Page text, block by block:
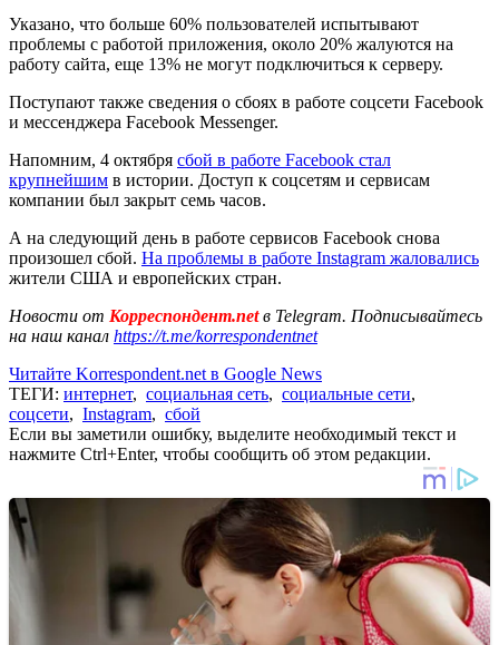
Указано, что больше 60% пользователей испытывают
проблемы с работой приложения, около 20% жалуются на
работу сайта, еще 13% не могут подключиться к серверу.
Поступают также сведения о сбоях в работе соцсети Facebook
и мессенджера Facebook Messenger.
Напомним, 4 октября сбой в работе Facebook стал
крупнейшим в истории. Доступ к соцсетям и сервисам
компании был закрыт семь часов.
А на следующий день в работе сервисов Facebook снова
произошел сбой. На проблемы в работе Instagram жаловались
жители США и европейских стран.
Новости от Корреспондент.netв Telegram. Подписывайтесь
на наш канал https://t.me/korrespondentnet
Читайте Korrespondent.net в Google News
ТЕГИ: интернет, социальная сеть, социальные сети,
соцсети, Instagram, сбой
Если вы заметили ошибку, выделите необходимый текст и
нажмите Ctrl+Enter, чтобы сообщить об этом редакции.